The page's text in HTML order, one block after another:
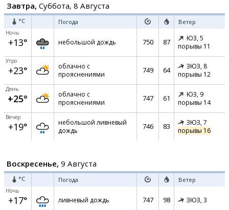
Завтра, Суббота, 8 Августа
°C Погода Ветер
Ночь
+13° небольшой дождь 750 87 ЮЗ, 5
порывы 11
Утро
+23°
облачно с
прояснениями
749 64 ЗЮЗ, 8
порывы 12
День
+25°
облачно с
прояснениями
747 61 ЮЗ, 9
порывы 14
Вечер
+19°
небольшой ливневый
дождь
746 83 ЗЮЗ, 7
порывы 16
Воскресенье, 9 Августа
°C Погода Ветер
Ночь
+17° ливневый дождь 747 98 ЗЮЗ, 3